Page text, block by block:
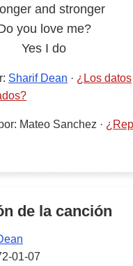
and stronger
you love me?
Yes I do
: Sharif Dean · ¿Los datos
: Mateo Sanchez ·
de la canción
01-07